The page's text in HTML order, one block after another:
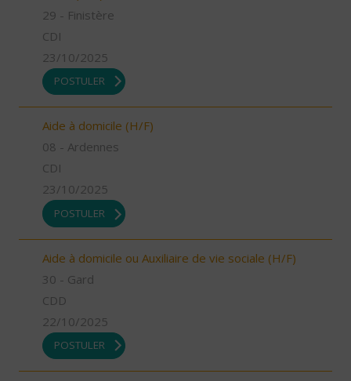
29 - Finistère
CDI
23/10/2025
POSTULER
Aide à domicile (H/F)
08 - Ardennes
CDI
23/10/2025
POSTULER
Aide à domicile ou Auxiliaire de vie sociale (H/F)
30 - Gard
CDD
22/10/2025
POSTULER